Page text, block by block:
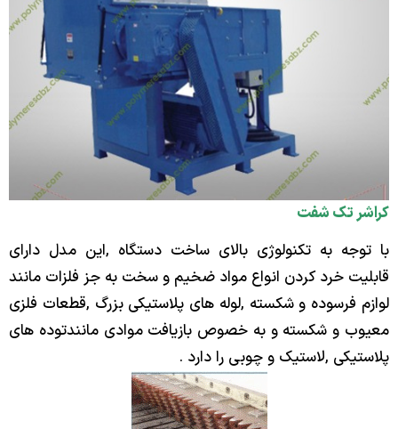
تک شفت
به تکنولوژی بالای ساخت دستگاه ,این مدل دارای
خرد کردن انواع مواد ضخیم و سخت به جز فلزات مانند
و شکسته ,لوله های پلاستیکی بزرگ ,قطعات فلزی
و شکسته و به خصوص بازیافت موادی مانندتوده های
,لاستیک و چوبی را دارد .